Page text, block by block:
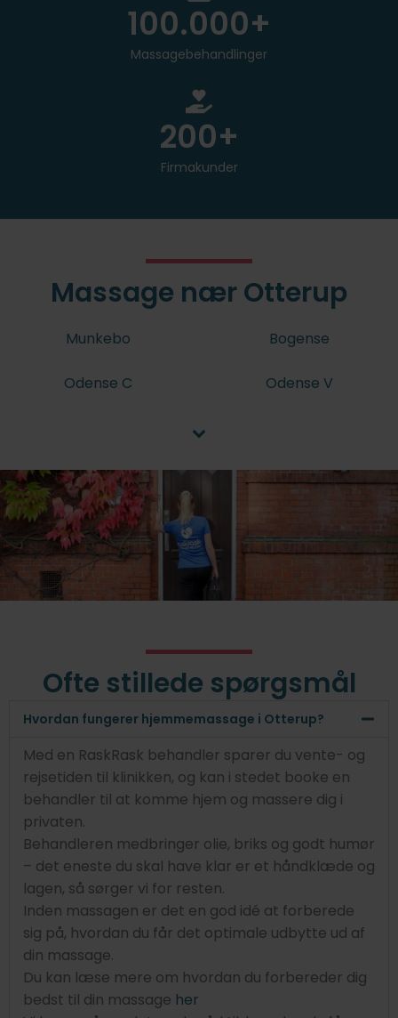
Massagebehandlinger
100.000+
Firmakunder
200+
Massage nær Otterup
Munkebo Bogense
Odense C Odense V
Ofte stillede spørgsmål
Hvordan fungerer hjemmemassage i Otterup?
Med en RaskRask behandler sparer du vente- og
rejsetiden til klinikken, og kan i stedet booke en
behandler til at komme hjem og massere dig i
privaten.
Behandleren medbringer olie, briks og godt humør
– det eneste du skal have klar er et håndklæde og
lagen, så sørger vi for resten.
Inden massagen er det en god idé at forberede
sig på, hvordan du får det optimale udbytte ud af
din massage.
Du kan læse mere om hvordan du forbereder dig
bedst til din massage her